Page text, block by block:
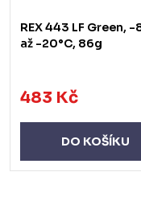
REX 443 LF Green, -
až -20°C, 86g
483 Kč
DO KOŠÍKU